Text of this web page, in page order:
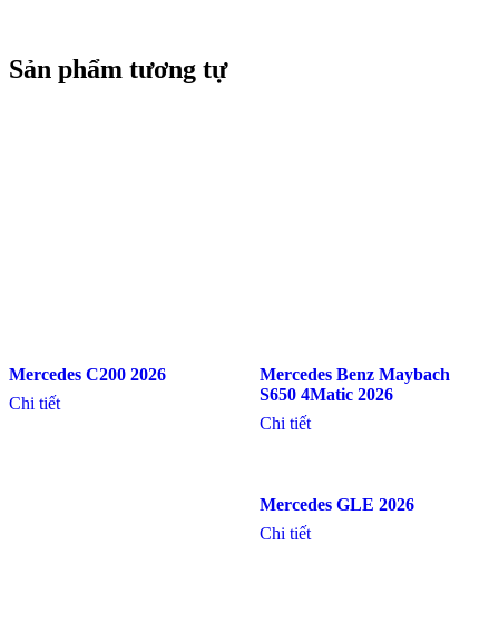
Sản phẩm tương tự
Mercedes C200 2026
Chi tiết
Mercedes Benz Maybach
S650 4Matic 2026
Chi tiết
Mercedes GLE 2026
Chi tiết